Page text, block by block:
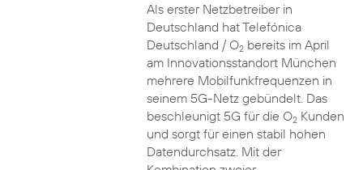
Als erster Netzbetreiber in
Deutschland hat Telefónica
Deutschland / O2bereits im April
am Innovationsstandort München
mehrere Mobilfunkfrequenzen in
seinem 5G-Netz gebündelt. Das
beschleunigt 5G für die O2Kunden
und sorgt für einen stabil hohen
Datendurchsatz. Mit der